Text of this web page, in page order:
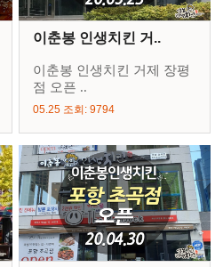
이춘봉 인생치킨 거..
이춘봉 인생치킨 거제 장평
점 오픈 ..
05.25 조회: 9794